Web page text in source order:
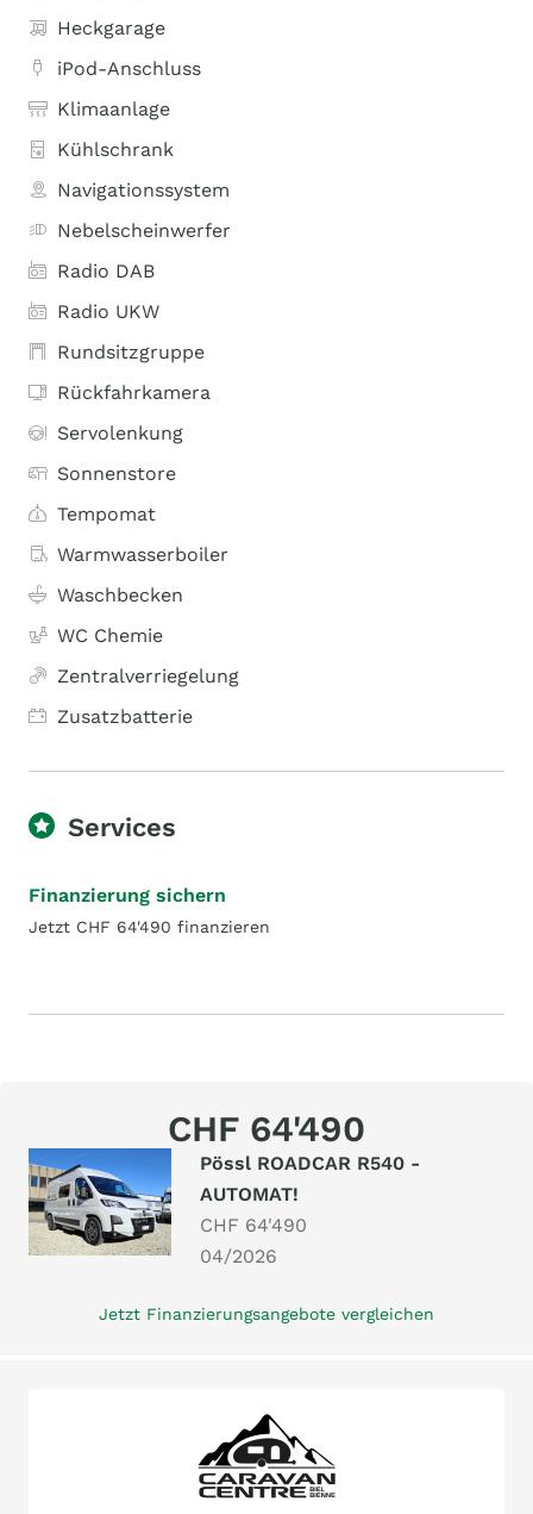
Heckgarage
iPod-Anschluss
Klimaanlage
Kühlschrank
Navigationssystem
Nebelscheinwerfer
Radio DAB
Radio UKW
Rundsitzgruppe
Rückfahrkamera
Servolenkung
Sonnenstore
Tempomat
Warmwasserboiler
Waschbecken
WC Chemie
Zentralverriegelung
Zusatzbatterie
Services
Finanzierung sichern
Jetzt CHF 64'490 finanzieren
CHF 64'490
Pössl ROADCAR R540 -
AUTOMAT!
CHF 64'490
04/2026
Jetzt Finanzierungsangebote vergleichen